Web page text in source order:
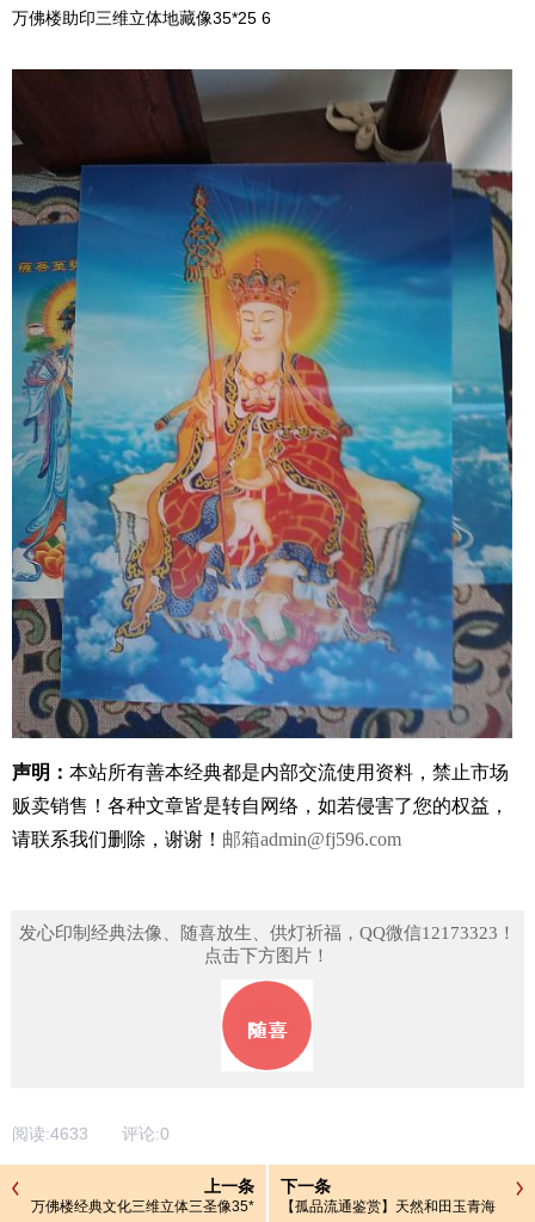
万佛楼助印三维立体地藏像35*25 6
声明： 本站所有善本经典都是内部交流使用资料，禁止市场
贩卖销售！ 各种文章皆是转自网络，如若侵害了您的权益，
请联系我们删除，谢谢！ 邮箱admin@fj596.com
发心印制经典法像、随喜放生、供灯祈福，QQ微信12173323！
点击下方图片！
阅读:4633 评论:0
上一条
万佛楼经典文化三维立体三圣像35*
下一条
【孤品流通鉴赏】天然和田玉青海